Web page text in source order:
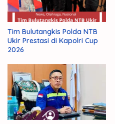
Tim Bulutangkis Polda NTB
Ukir Prestasi di Kapolri Cup
2026